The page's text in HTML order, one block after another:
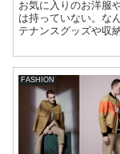
お気に入りのお洋服
は持っていない。な
テナンスグッズや収
FASHION